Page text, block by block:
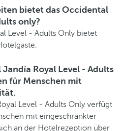
bietet das Occidental
only?
Level - Adults Only bietet
Royal Level - Adults
für Menschen mit
Level - Adults Only verfügt
mit eingeschränkter
an der Hotelrezeption über